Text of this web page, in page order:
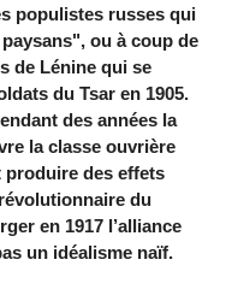
populistes russes qui
ou à coup de
de Lénine qui se
du Tsar en 1905.
des années la
la classe ouvrière
produire des effets
du
en 1917 l’alliance
un idéalisme naïf.